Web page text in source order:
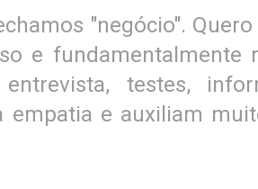
"negócio". Quero
e fundamentalmente
testes,
empatia e auxiliam